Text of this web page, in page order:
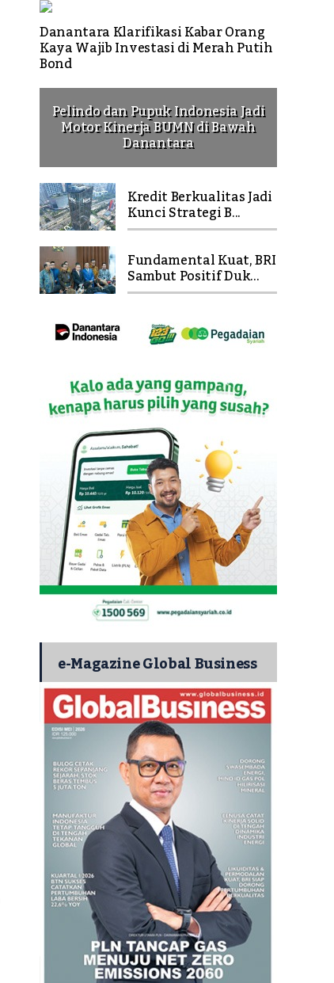
Danantara Klarifikasi Kabar Orang
Kaya Wajib Investasi di Merah Putih
Bond
Pelindo dan Pupuk Indonesia Jadi
Motor Kinerja BUMN di Bawah
Danantara
Kredit Berkualitas Jadi
Kunci Strategi B...
Fundamental Kuat, BRI
Sambut Positif Duk...
e-Magazine Global Business